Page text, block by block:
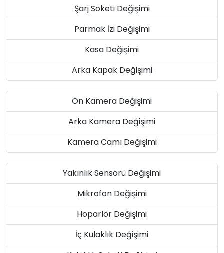
Şarj Soketi Değişimi
Parmak İzi Değişimi
Kasa Değişimi
Arka Kapak Değişimi
Ön Kamera Değişimi
Arka Kamera Değişimi
Kamera Camı Değişimi
Yakınlık Sensörü Değişimi
Mikrofon Değişimi
Hoparlör Değişimi
İç Kulaklık Değişimi